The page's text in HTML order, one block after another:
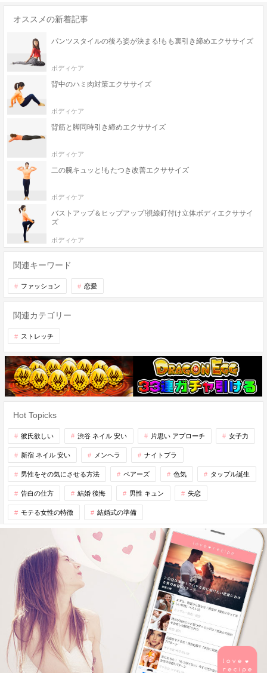
オススメの新着記事
パンツスタイルの後ろ姿が決まる!もも裏引き締めエクササイズ
ボディケア
背中のハミ肉対策エクササイズ
ボディケア
背筋と脚同時引き締めエクササイズ
ボディケア
二の腕キュッと!もたつき改善エクササイズ
ボディケア
バストアップ＆ヒップアップ!視線釘付け立体ボディエクササイ
ズ
ボディケア
関連キーワード
ファッション 恋愛
関連カテゴリー
ストレッチ
Hot Topicks
彼氏欲しい 渋谷 ネイル 安い 片思い アプローチ 女子力
新宿 ネイル 安い メンヘラ ナイトブラ
男性をその気にさせる方法 ペアーズ 色気 タップル誕生
告白の仕方 結婚 後悔 男性 キュン 失恋
モテる女性の特徴 結婚式の準備